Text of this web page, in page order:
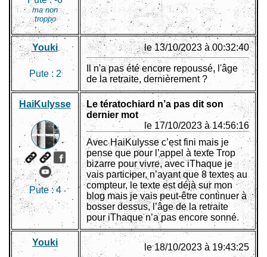
ma non
troppo
Youki
Pute : 2
le 13/10/2023 à 00:32:40
Il n'a pas été encore repoussé, l'âge
de la retraite, dernièrement ?
HaiKulysse
Pute :4
Le tératochiard n’a pas dit son
dernier mot
le 17/10/2023 à 14:56:16
Avec HaiKulysse c’est fini mais je
pense que pour l’appel à texte Trop
bizarre pour vivre, avec iThaque je
vais participer, n’ayant que 8 textes au
compteur, le texte est déjà sur mon
blog mais je vais peut-être continuer à
bosser dessus, l’âge de la retraite
pour iThaque n’a pas encore sonné.
Youki le 18/10/2023 à 19:43:25